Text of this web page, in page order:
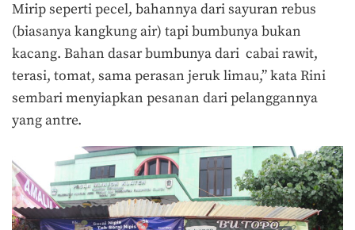
Mirip seperti pecel, bahannya dari sayuran rebus
(biasanya kangkung air) tapi bumbunya bukan
kacang. Bahan dasar bumbunya dari cabai rawit,
terasi, tomat, sama perasan jeruk limau,” kata Rini
sembari menyiapkan pesanan dari pelanggannya
yang antre.